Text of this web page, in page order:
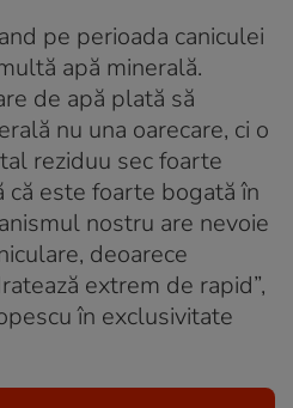
pe perioada caniculei
apă minerală.
de apă plată să
nu una oarecare, ci o
reziduu sec foarte
că este foarte bogată în
nostru are nevoie
deoarece
extrem de rapid”,
în exclusivitate